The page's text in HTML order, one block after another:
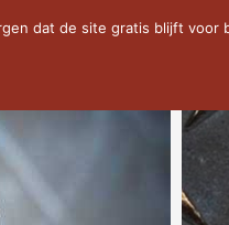
dat de site gratis blijft voor